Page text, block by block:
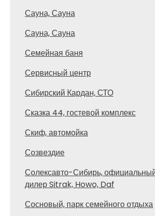
Сауна, Сауна
Сауна, Сауна
Семейная баня
Сервисный центр
Сибирский Кардан, СТО
Сказка 44, гостевой комплекс
Скиф, автомойка
Созвездие
Солексавто-Сибирь,
дилер Sitrak, Howo, Daf
Сосновый, парк семейного отдыха